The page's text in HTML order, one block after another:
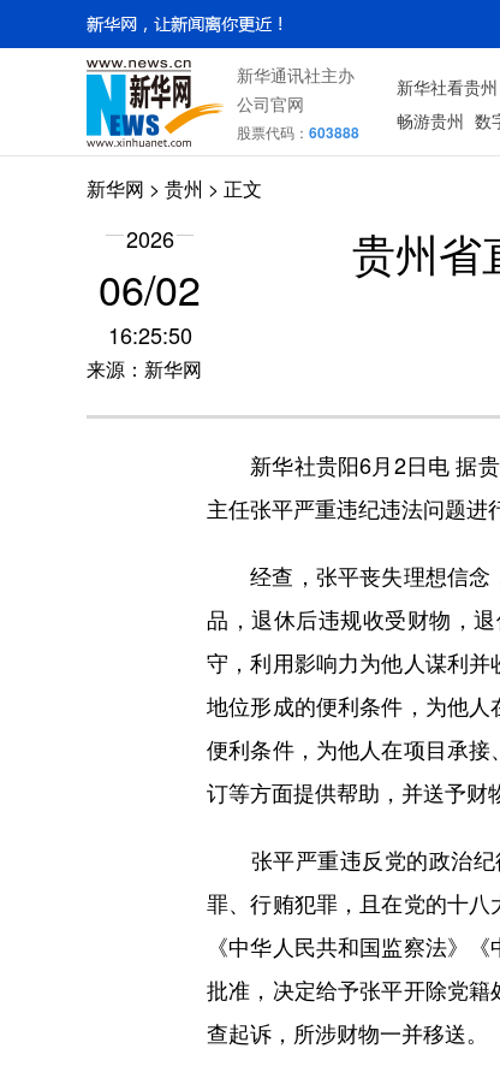
新华通讯社主办
公司官网
股票代码： 603888
新华社看贵州
畅游贵州 数
新华网 > 贵州 > 正文
2026
06/02
16:25:50
来源：新华网
贵州省
新华社贵阳6月2日电 据贵
主任张平严重违纪违法问题进
经查，张平丧失理想信念
品，退休后违规收受财物，
守，利用影响力为他人谋利
地位形成的便利条件，为他
便利条件，为他人在项目承
订等方面提供帮助，并送予财
张平严重违反党的政治纪
罪、行贿犯罪，且在党的十
《中华人民共和国监察法》
批准，决定给予张平开除党
查起诉，所涉财物一并移送。